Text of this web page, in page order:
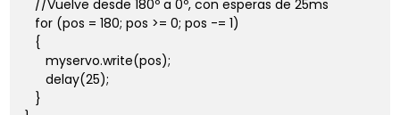
   //Vuelve desde 180º a 0º, con esperas de 25ms
   for (pos = 180; pos >= 0; pos -= 1)
   {
      myservo.write(pos);
      delay(25);
   }